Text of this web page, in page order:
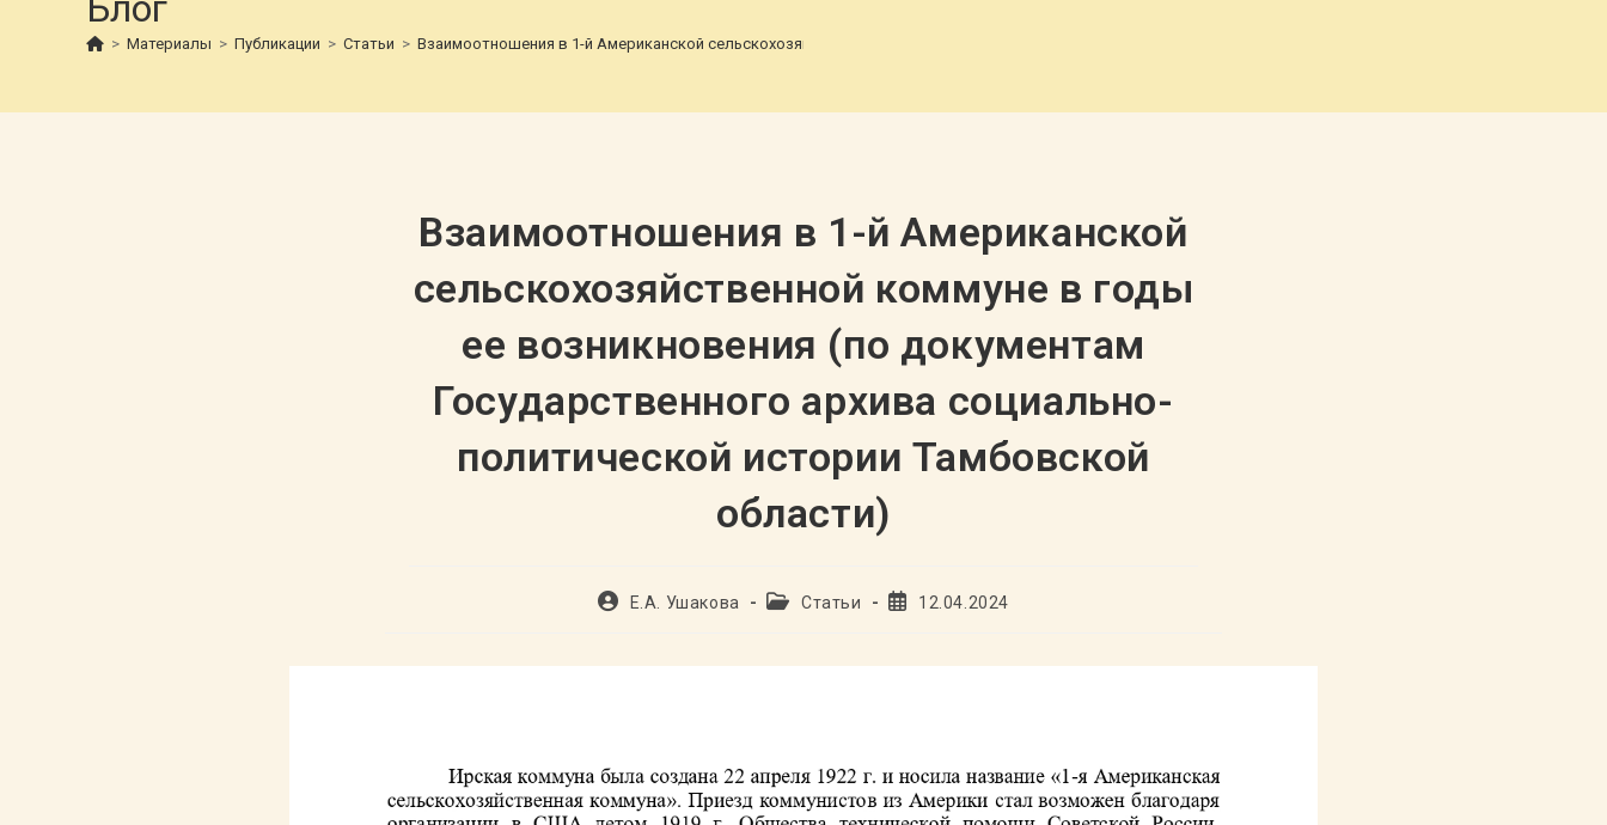
> Материалы > Публикации > Статьи > Взаимоотношения в 1-й Американской сельскохозяйственной коммуне в годы ее возникновения (по документам Государственного архива социально-
Взаимоотношения в 1-й Американской
сельскохозяйственной коммуне в годы
ее возникновения (по документам
Государственного архива социально-
политической истории Тамбовской
области)
АвторЕ.А. Ушакова
Рубрика
Статьи
Запись12.04.2024